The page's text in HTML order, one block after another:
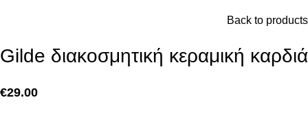
Back to products
Gilde διακοσμητική κεραμική καρδιά
€29.00